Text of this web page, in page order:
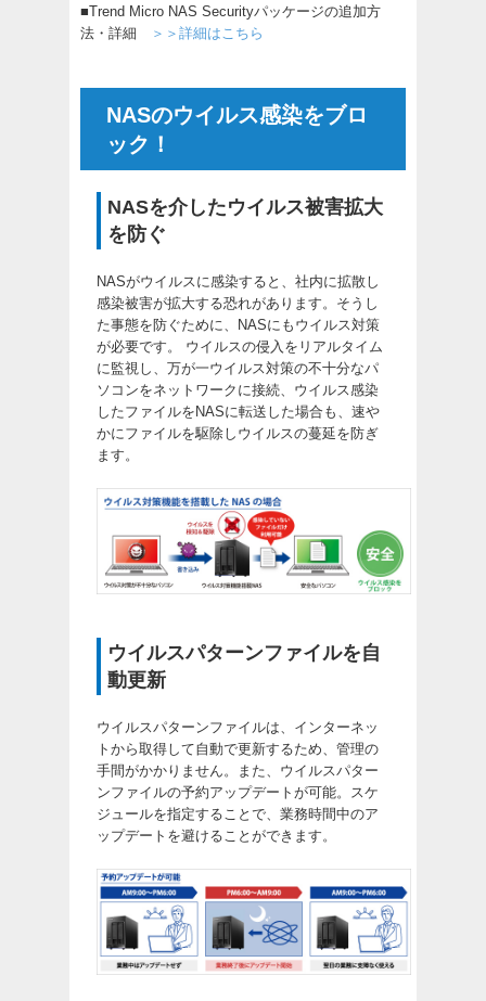
■Trend Micro NAS Securityパッケージの追加方
法・詳細
＞＞詳細はこちら
NASのウイルス感染をブロ
ック！
NASを介したウイルス被害拡大
を防ぐ
NASがウイルスに感染すると、社内に拡散し
感染被害が拡大する恐れがあります。そうし
た事態を防ぐために、NASにもウイルス対策
が必要です。 ウイルスの侵入をリアルタイム
に監視し、万が一ウイルス対策の不十分なパ
ソコンをネットワークに接続、ウイルス感染
したファイルをNASに転送した場合も、速や
かにファイルを駆除しウイルスの蔓延を防ぎ
ます。
ウイルスパターンファイルを自
動更新
ウイルスパターンファイルは、インターネッ
トから取得して自動で更新するため、管理の
手間がかかりません。また、ウイルスパター
ンファイルの予約アップデートが可能。スケ
ジュールを指定することで、業務時間中のア
ップデートを避けることができます。